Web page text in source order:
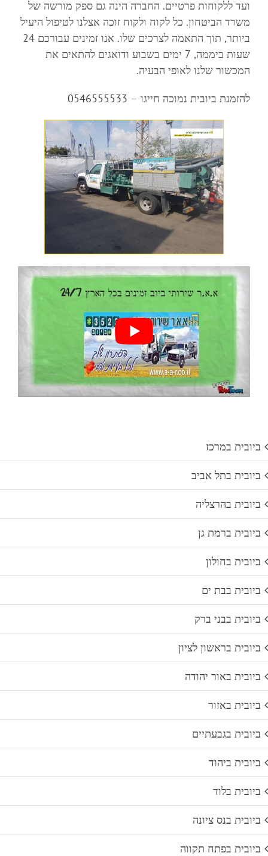
ועד ללקוחות פרטיים. החברה הינה גם ספק מורשה של
משרד הביטחון. כל לקוח ולקוח זוכה אצלנו לטיפול היעיל
ביותר, תוך התאמה לצרכים שלו. אנו זמינים עבורכם 24
שעות ביממה, 7 ימים בשבוע ודואגים להתאים את
המכשור שלנו לאופי הבעיה.
להזמנת ביובית נמוכה חייגו – 0546555533
ביובית במרכז
ביובית בתל אביב
ביובית בהרצליה
ביובית ברמת גן
ביובית בחולון
ביובית בבת ים
ביובית בבני ברק
ביובית בראשון לציון
ביובית באור יהודה
ביובית באזור
ביובית בגבעתיים
ביובית ביהוד
ביובית בלוד
ביובית בנס ציונה
ביובית בפתח תקווה